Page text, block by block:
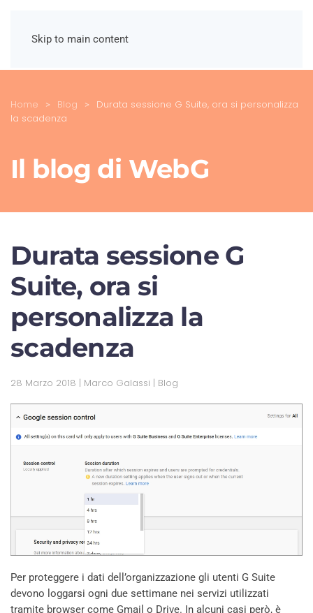
Skip to main content
Home Blog
Durata sessione G Suite, ora si personalizza
la scadenza
Il blog di WebG
Durata sessione G
Suite, ora si
personalizza la
scadenza
28 Marzo 2018 | Marco Galassi | Blog
Per proteggere i dati dell’organizzazione gli utenti G Suite
devono loggarsi ogni due settimane nei servizi utilizzati
tramite browser come Gmail o Drive. In alcuni casi però, è